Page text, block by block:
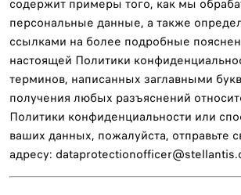
содержит примеры того, как мы
персональные данные, а также
ссылками на более подробные
настоящей Политики
терминов, написанных заглавными
получения любых разъяснений
Политики конфиденциальности или
ваших данных, пожалуйста, отправьте
адресу: